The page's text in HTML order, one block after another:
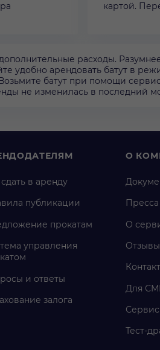
картой.
расходы.
удобно арендовать батут в
батут при помощи
не изменилась в последний
в аренду
публикации
прокатам
управления
и ответы
залога
О
Пресса
О
Отзывы
Для
Тест-